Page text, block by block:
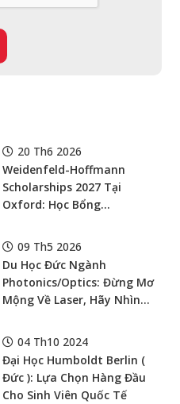
20 Th6 2026
Weidenfeld-Hoffmann
Scholarships 2027 Tại
Oxford: Học Bổng
Course Fees + Living Grant
Cho Ứng Viên Từ Việt Nam
09 Th5 2026
Du Học Đức Ngành
Photonics/Optics: Đừng Mơ
Mộng Về Laser, Hãy Nhìn
Nhằn Của Bậc Cử Nhân
04 Th10 2024
Đại Học Humboldt Berlin (
Đức ): Lựa Chọn Hàng Đầu
Cho Sinh Viên Quốc Tế